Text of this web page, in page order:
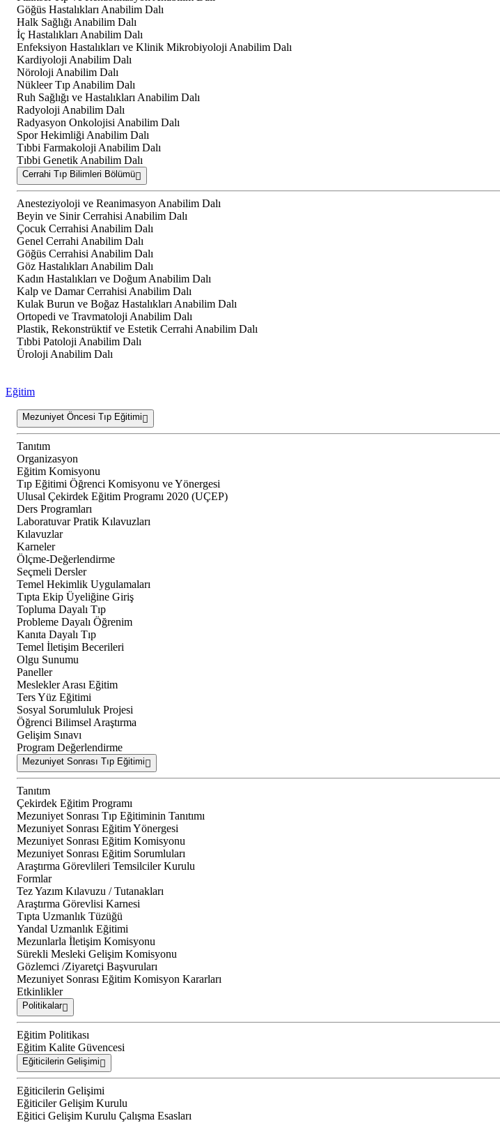
Göğüs Hastalıkları Anabilim Dalı
Halk Sağlığı Anabilim Dalı
İç Hastalıkları Anabilim Dalı
Enfeksiyon Hastalıkları ve Klinik Mikrobiyoloji Anabilim Dalı
Kardiyoloji Anabilim Dalı
Nöroloji Anabilim Dalı
Nükleer Tıp Anabilim Dalı
Ruh Sağlığı ve Hastalıkları Anabilim Dalı
Radyoloji Anabilim Dalı
Radyasyon Onkolojisi Anabilim Dalı
Spor Hekimliği Anabilim Dalı
Tıbbi Farmakoloji Anabilim Dalı
Tıbbi Genetik Anabilim Dalı
Cerrahi Tıp Bilimleri Bölümü
Anesteziyoloji ve Reanimasyon Anabilim Dalı
Beyin ve Sinir Cerrahisi Anabilim Dalı
Çocuk Cerrahisi Anabilim Dalı
Genel Cerrahi Anabilim Dalı
Göğüs Cerrahisi Anabilim Dalı
Göz Hastalıkları Anabilim Dalı
Kadın Hastalıkları ve Doğum Anabilim Dalı
Kalp ve Damar Cerrahisi Anabilim Dalı
Kulak Burun ve Boğaz Hastalıkları Anabilim Dalı
Ortopedi ve Travmatoloji Anabilim Dalı
Plastik, Rekonstrüktif ve Estetik Cerrahi Anabilim Dalı
Tıbbi Patoloji Anabilim Dalı
Üroloji Anabilim Dalı
Eğitim
Mezuniyet Öncesi Tıp Eğitimi
Tanıtım
Organizasyon
Eğitim Komisyonu
Tıp Eğitimi Öğrenci Komisyonu ve Yönergesi
Ulusal Çekirdek Eğitim Programı 2020 (UÇEP)
Ders Programları
Laboratuvar Pratik Kılavuzları
Kılavuzlar
Karneler
Ölçme-Değerlendirme
Seçmeli Dersler
Temel Hekimlik Uygulamaları
Tıpta Ekip Üyeliğine Giriş
Topluma Dayalı Tıp
Probleme Dayalı Öğrenim
Kanıta Dayalı Tıp
Temel İletişim Becerileri
Olgu Sunumu
Paneller
Meslekler Arası Eğitim
Ters Yüz Eğitimi
Sosyal Sorumluluk Projesi
Öğrenci Bilimsel Araştırma
Gelişim Sınavı
Program Değerlendirme
Mezuniyet Sonrası Tıp Eğitimi
Tanıtım
Çekirdek Eğitim Programı
Mezuniyet Sonrası Tıp Eğitiminin Tanıtımı
Mezuniyet Sonrası Eğitim Yönergesi
Mezuniyet Sonrası Eğitim Komisyonu
Mezuniyet Sonrası Eğitim Sorumluları
Araştırma Görevlileri Temsilciler Kurulu
Formlar
Tez Yazım Kılavuzu / Tutanakları
Araştırma Görevlisi Karnesi
Tıpta Uzmanlık Tüzüğü
Yandal Uzmanlık Eğitimi
Mezunlarla İletişim Komisyonu
Sürekli Mesleki Gelişim Komisyonu
Gözlemci /Ziyaretçi Başvuruları
Mezuniyet Sonrası Eğitim Komisyon Kararları
Etkinlikler
Politikalar
Eğitim Politikası
Eğitim Kalite Güvencesi
Eğiticilerin Gelişimi
Eğiticilerin Gelişimi
Eğiticiler Gelişim Kurulu
Eğitici Gelişim Kurulu Çalışma Esasları